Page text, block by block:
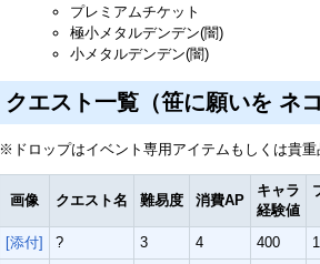
プレミアムチケット
極小メタルデンデン(闇)
小メタルデンデン(闇)
クエスト一覧（笹に願いを ネ
※ドロップはイベント専用アイテムもしくは貴
画像 クエスト名 難易度 消費AP
キャラ
経験値
[添付] ? 3 4 400